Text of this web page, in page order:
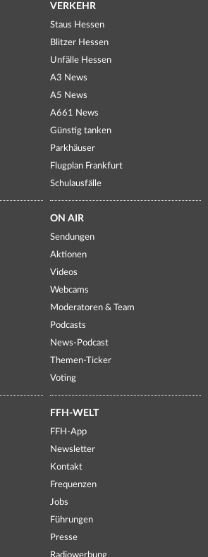
VERKEHR
Staus Hessen
Blitzer Hessen
Unfälle Hessen
A3 News
A5 News
A661 News
Günstig tanken
Parkhäuser
Flugplan Frankfurt
Schulausfälle
ON AIR
Sendungen
Aktionen
Videos
Webcams
Moderatoren & Team
Podcasts
News-Podcast
Themen-Ticker
Voting
FFH-WELT
FFH-App
Newsletter
Kontakt
Frequenzen
Jobs
Führungen
Presse
Radiowerbung